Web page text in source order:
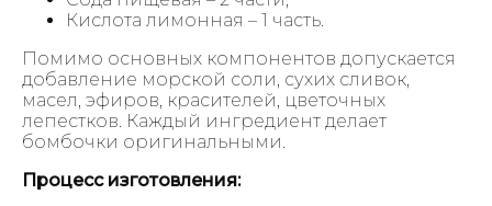
Кислота лимонная – 1 часть.
Помимо основных компонентов допускается
добавление морской соли, сухих сливок,
масел, эфиров, красителей, цветочных
лепестков. Каждый ингредиент делает
бомбочки оригинальными.
Процесс изготовления: